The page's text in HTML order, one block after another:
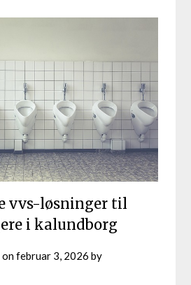
vvs-løsninger til
i kalundborg
onfebruar 3, 2026 by